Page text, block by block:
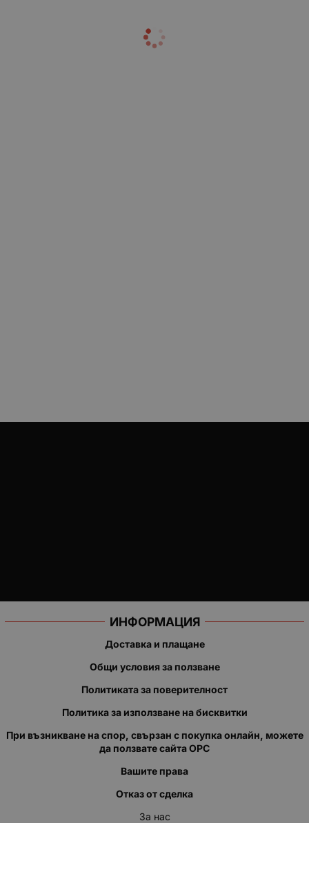
ИНФОРМАЦИЯ
Доставка и плащане
Общи условия за ползване
Политиката за поверителност
Политика за използване на бисквитки
При възникване на спор, свързан с покупка онлайн, можете
да ползвате сайта ОРС
Вашите права
Отказ от сделка
За нас